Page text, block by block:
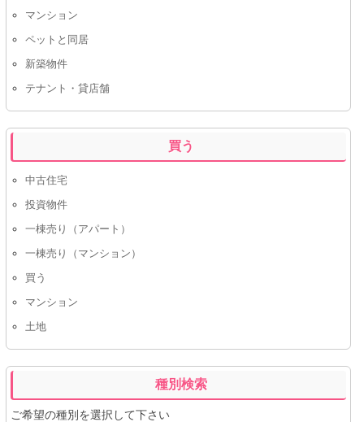
マンション
ペットと同居
新築物件
テナント・貸店舗
買う
中古住宅
投資物件
一棟売り（アパート）
一棟売り（マンション）
買う
マンション
土地
種別検索
ご希望の種別を選択して下さい